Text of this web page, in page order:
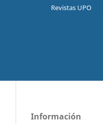
Revistas UPO
Información